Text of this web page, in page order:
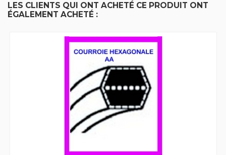
LES CLIENTS QUI ONT ACHETÉ CE PRODUIT ONT
ÉGALEMENT ACHETÉ :